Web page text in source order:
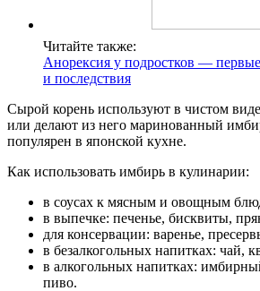
Читайте также:
Анорексия у подростков —
и последствия
Сырой корень используют в чистом
или делают из него маринованный
популярен в японской кухне.
Как использовать имбирь в кулинарии:
в соусах к мясным и овощным
в выпечке: печенье, бисквиты,
для консервации: варенье,
в безалкогольных напитках: чай,
в алкогольных напитках:
пиво.